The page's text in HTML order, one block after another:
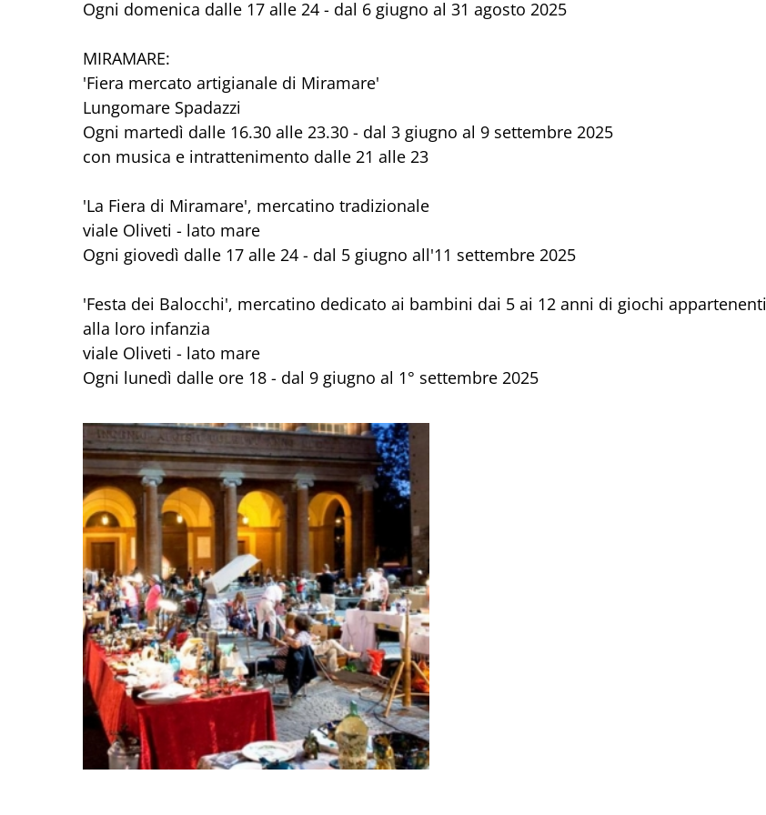
Ogni domenica dalle 17 alle 24 - dal 6 giugno al 31 agosto 2025
MIRAMARE:
'Fiera mercato artigianale di Miramare'
Lungomare Spadazzi
Ogni martedì dalle 16.30 alle 23.30 - dal 3 giugno al 9 settembre 2025
con musica e intrattenimento dalle 21 alle 23
'La Fiera di Miramare', mercatino tradizionale
viale Oliveti - lato mare
Ogni giovedì dalle 17 alle 24 - dal 5 giugno all'11 settembre 2025
'Festa dei Balocchi', mercatino dedicato ai bambini dai 5 ai 12 anni di giochi appartenenti
alla loro infanzia
viale Oliveti - lato mare
Ogni lunedì dalle ore 18 - dal 9 giugno al 1° settembre 2025